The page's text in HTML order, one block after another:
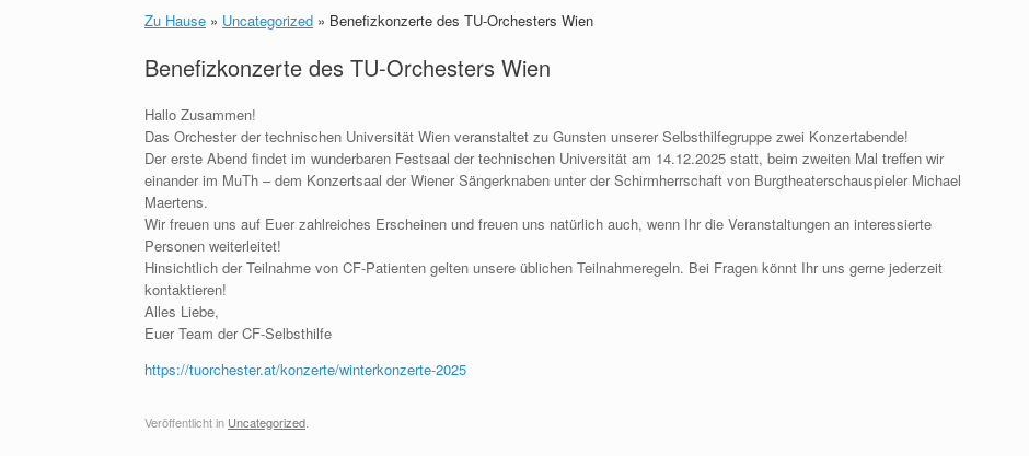
Zu Hause » Uncategorized » Benefizkonzerte des TU-Orchesters Wien
Benefizkonzerte des TU-Orchesters Wien
Hallo Zusammen!
Das Orchester der technischen Universität Wien veranstaltet zu Gunsten unserer Selbsthilfegruppe zwei Konzertabende!
Der erste Abend findet im wunderbaren Festsaal der technischen Universität am 14.12.2025 statt, beim zweiten Mal treffen wir
einander im MuTh – dem Konzertsaal der Wiener Sängerknaben unter der Schirmherrschaft von Burgtheaterschauspieler Michael
Maertens.
Wir freuen uns auf Euer zahlreiches Erscheinen und freuen uns natürlich auch, wenn Ihr die Veranstaltungen an interessierte
Personen weiterleitet!
Hinsichtlich der Teilnahme von CF-Patienten gelten unsere üblichen Teilnahmeregeln. Bei Fragen könnt Ihr uns gerne jederzeit
kontaktieren!
Alles Liebe,
Euer Team der CF-Selbsthilfe
https://tuorchester.at/konzerte/winterkonzerte-2025
Veröffentlicht in Uncategorized